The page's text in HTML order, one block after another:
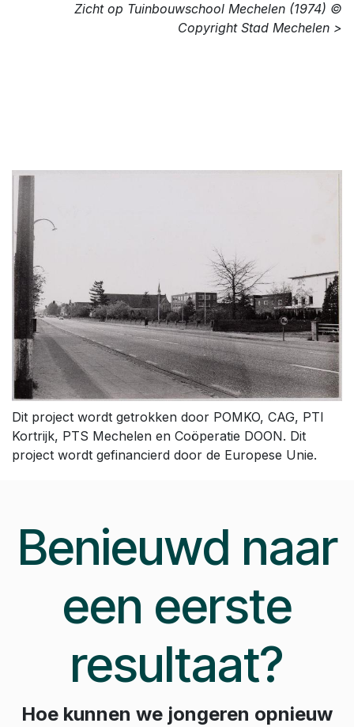
Zicht op Tuinbouwschool Mechelen (1974) ©
Copyright Stad Mechelen >
Dit project wordt getrokken door POMKO, CAG, PTI
Kortrijk, PTS Mechelen en Coöperatie DOON. Dit
project wordt gefinancierd door de Europese Unie.
Benieuwd naar
een eerste
resultaat?
Hoe kunnen we jongeren opnieuw